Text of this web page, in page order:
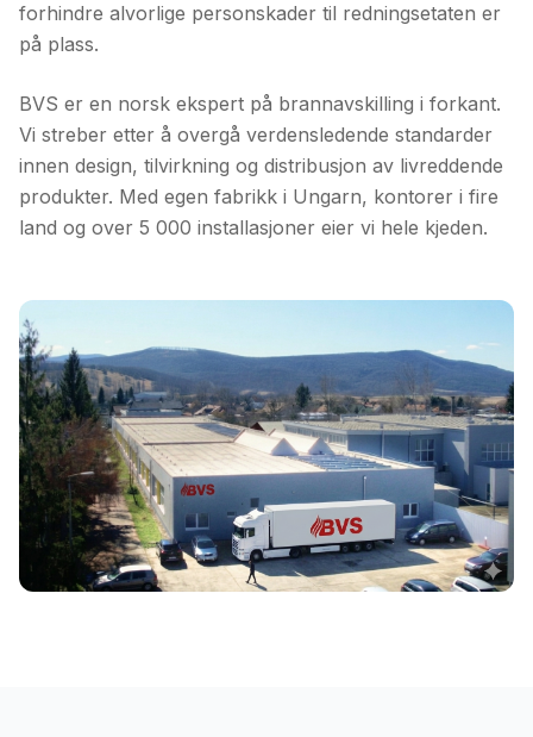
forhindre alvorlige personskader til redningsetaten er
på plass.
BVS er en norsk ekspert på brannavskilling i forkant.
Vi streber etter å overgå verdensledende standarder
innen design, tilvirkning og distribusjon av livreddende
produkter. Med egen fabrikk i Ungarn, kontorer i fire
land og over 5 000 installasjoner eier vi hele kjeden.